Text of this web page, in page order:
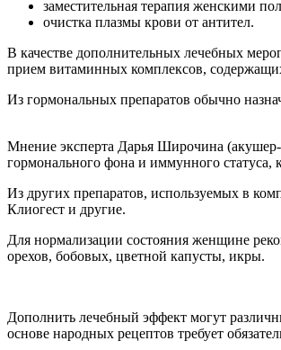
заместительная терапия женскими
очистка плазмы крови от антител.
В качестве дополнительных лечебных
прием витаминных комплексов,
Из гормональных препаратов обычно
Мнение эксперта Дарья Широчина
гормонального фона и иммунного статуса,
Из других препаратов, используемых в
Клиогест и другие.
Для нормализации состояния женщине
орехов, бобовых, цветной капусты, икры.
Дополнить лечебный эффект могут
основе народных рецептов требует